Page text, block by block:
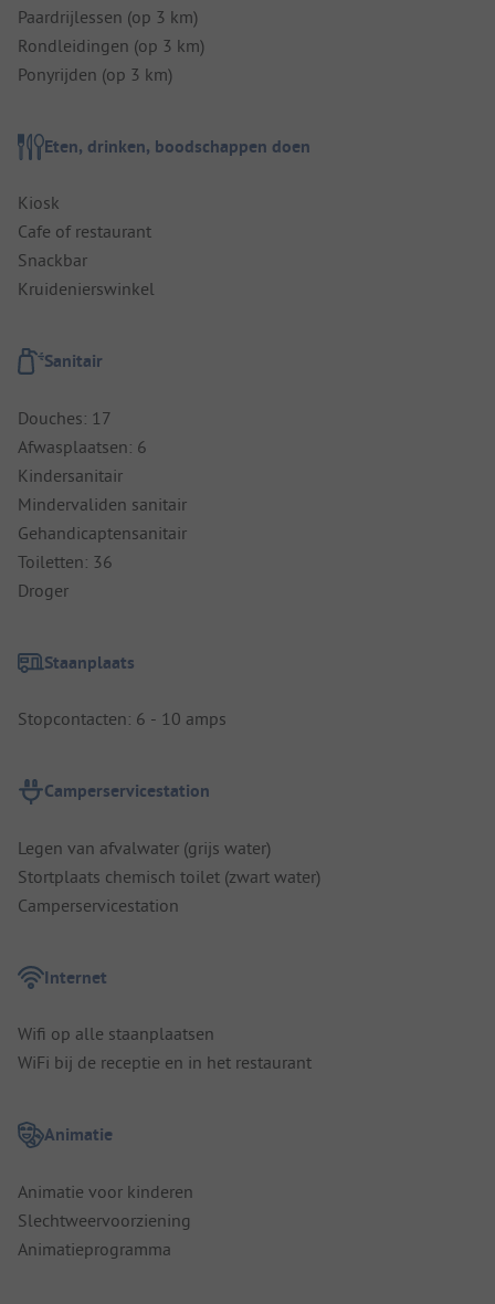
Paardrijlessen (op 3 km)
Rondleidingen (op 3 km)
Ponyrijden (op 3 km)
Eten, drinken, boodschappen doen
Kiosk
Cafe of restaurant
Snackbar
Kruidenierswinkel
Sanitair
Douches: 17
Afwasplaatsen: 6
Kindersanitair
Mindervaliden sanitair
Gehandicaptensanitair
Toiletten: 36
Droger
Staanplaats
Stopcontacten: 6 - 10 amps
Camperservicestation
Legen van afvalwater (grijs water)
Stortplaats chemisch toilet (zwart water)
Camperservicestation
Internet
Wifi op alle staanplaatsen
WiFi bij de receptie en in het restaurant
Animatie
Animatie voor kinderen
Slechtweervoorziening
Animatieprogramma